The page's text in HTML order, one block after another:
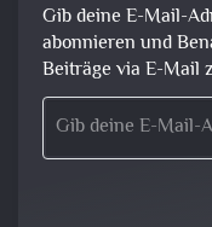
Gib deine E-Mail-
abonnieren und
Beiträge via E-Mail
Gib deine E-Mail-Adresse ein ...